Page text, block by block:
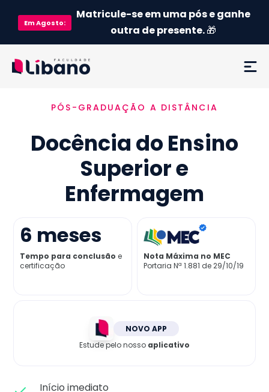
EmAgosto:
Matricule-se em uma pós e ganhe
outra de presente.🎁
Ementa
Como funciona
Credenciamento MEC
Já sou aluno
PÓS-GRADUAÇÃO A DISTÂNCIA
Docência do Ensino
Superior e
Enfermagem
6 meses
Tempo para conclusão e
certificação
Nota Máxima no MEC
Portaria Nª 1.881 de 29/10/19
NOVO APP
Estude pelo nosso aplicativo
Início imediato